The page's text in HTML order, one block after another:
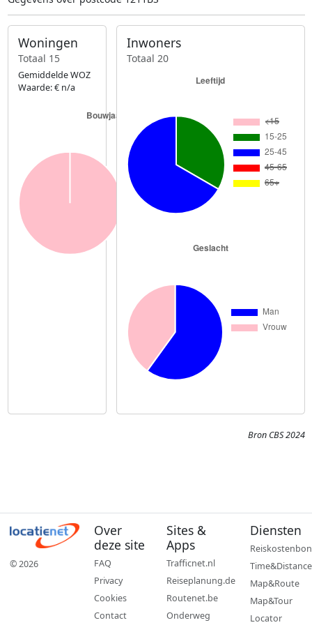
Woningen
Totaal 15
Gemiddelde WOZ
Waarde: € n/a
Inwoners
Totaal 20
Bron CBS 2024
© 2026
Over
deze site
FAQ
Privacy
Cookies
Contact
Sites &
Apps
Trafficnet.nl
Reiseplanung.de
Routenet.be
Onderweg
Diensten
Reiskostenbon
Time&Distance
Map&Route
Map&Tour
Locator